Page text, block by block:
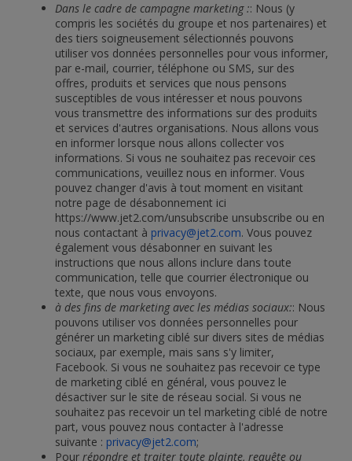
Dans le cadre de campagne marketing :: Nous (y
compris les sociétés du groupe et nos partenaires) et
des tiers soigneusement sélectionnés pouvons
utiliser vos données personnelles pour vous informer,
par e-mail, courrier, téléphone ou SMS, sur des
offres, produits et services que nous pensons
susceptibles de vous intéresser et nous pouvons
vous transmettre des informations sur des produits
et services d'autres organisations. Nous allons vous
en informer lorsque nous allons collecter vos
informations. Si vous ne souhaitez pas recevoir ces
communications, veuillez nous en informer. Vous
pouvez changer d'avis à tout moment en visitant
notre page de désabonnement ici
https://www.jet2.com/unsubscribe unsubscribe ou en
nous contactant à privacy@jet2.com. Vous pouvez
également vous désabonner en suivant les
instructions que nous allons inclure dans toute
communication, telle que courrier électronique ou
texte, que nous vous envoyons.
à des fins de marketing avec les médias sociaux:: Nous
pouvons utiliser vos données personnelles pour
générer un marketing ciblé sur divers sites de médias
sociaux, par exemple, mais sans s'y limiter,
Facebook. Si vous ne souhaitez pas recevoir ce type
de marketing ciblé en général, vous pouvez le
désactiver sur le site de réseau social. Si vous ne
souhaitez pas recevoir un tel marketing ciblé de notre
part, vous pouvez nous contacter à l'adresse
suivante : privacy@jet2.com;
Pour répondre et traiter toute plainte, requête ou